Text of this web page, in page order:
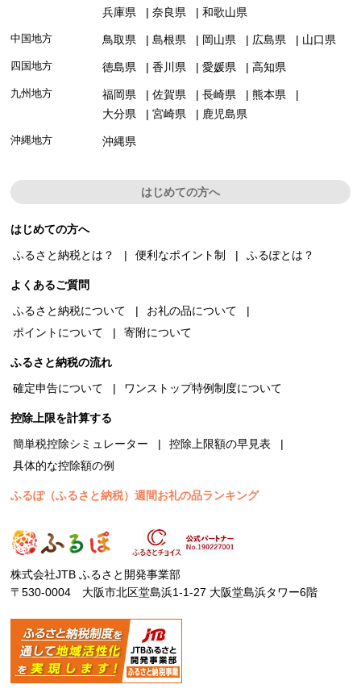
兵庫県
奈良県 和歌山県
中国地方 鳥取県 島根県 岡山県 広島県 山口県
四国地方 徳島県 香川県 愛媛県 高知県
九州地方 福岡県 佐賀県 長崎県
熊本県
大分県
宮崎県 鹿児島県
沖縄地方 沖縄県
はじめての方へ
はじめての方へ
ふるさと納税とは？
便利なポイント制 ふるぽとは？
よくあるご質問
ふるさと納税について
お礼の品について
ポイントについて
寄附について
ふるさと納税の流れ
確定申告について
ワンストップ特例制度について
控除上限を計算する
簡単税控除シミュレーター
控除上限額の早見表
具体的な控除額の例
ふるぽ（ふるさと納税）週間お礼の品ランキング
株式会社JTB ふるさと開発事業部
〒530-0004 大阪市北区堂島浜1-1-27 大阪堂島浜タワー6階